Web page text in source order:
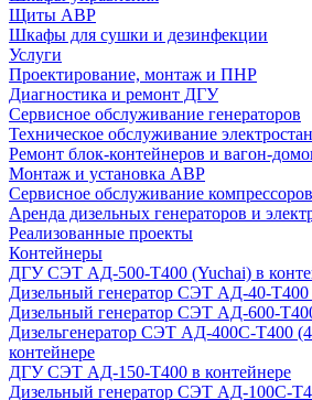
Щиты АВР
Шкафы для сушки и дезинфекции
Услуги
Проектирование, монтаж и ПНР
Диагностика и ремонт ДГУ
Сервисное обслуживание генераторов
Техническое обслуживание
Ремонт блок-контейнеров и вагон-
Монтаж и установка АВР
Сервисное обслуживание компрессоров
Аренда дизельных генераторов и
Реализованные проекты
Контейнеры
ДГУ СЭТ АД-500-Т400 (Yuchai) в
Дизельный генератор СЭТ АД-40-Т400
Дизельный генератор СЭТ АД-600-
Дизельгенератор СЭТ АД-400С-Т400
контейнере
ДГУ СЭТ АД-150-Т400 в контейнере
Дизельный генератор СЭТ АД-100С-